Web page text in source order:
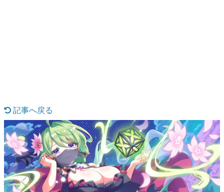
マンガ
女性向け
アプリレビュー
その他
記事へ戻る